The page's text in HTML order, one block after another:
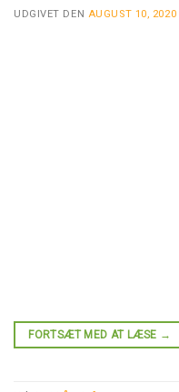
UDGIVET DEN AUGUST 10, 2020
FORTSÆT MED AT LÆSE →